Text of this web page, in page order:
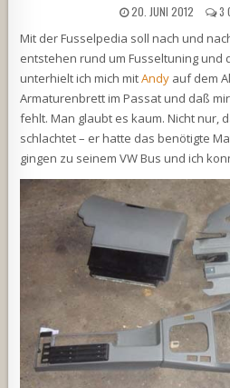
20. JUNI 2012 3
Mit der Fusselpedia soll nach und
entstehen rund um Fusseltuning und
unterhielt ich mich mitAndy auf dem
Armaturenbrett im Passat und daß
fehlt. Man glaubt es kaum. Nicht nur,
schlachtet – er hatte das benötigte
gingen zu seinem VW Bus und ich